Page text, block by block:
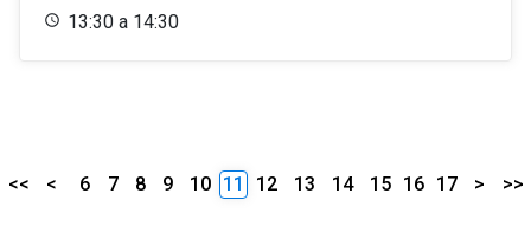
13:30 a 14:30
<< < 6 7 8 9 10 11 12 13 14 15 16 17 > >>